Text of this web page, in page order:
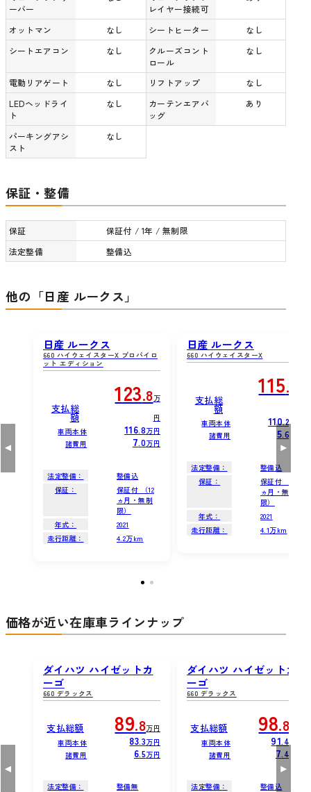
ーバー
レイヤー接続可
オットマン なし シートヒーター
なし
シートエアコン
なし
クルーズコント
ロール
なし
電動リアゲート なし リフトアップ
なし
LEDヘッドライ
ト
なし
カーテンエアバ
ッグ
あり
パーキングアシ
スト
なし
保証・整備
保証
保証付 / 1年 / 無制限
法定整備
整備込
他の「日産 ルークス」
日産 ルークス
660 ハイウェイスターX プロパイロ
ット エディション
支払総
額
123.8万
円
車両本体
116.8万円
諸費用
7.0万円
法定整備：
整備込
保証：
保証付 （12
ヵ月・無制
限）
年式：
2021
走行距離：
4.2万km
日産 ルークス
660 ハイウェイスターX
支払総
額
115.8
車両本体
110.2万円
諸費用
5.6
法定整備：
整備込
保証：
保証付 （12
ヵ月・無制
限）
年式：
2021
走行距離：
4.1万km
価格が近い在庫車ラインナップ
ダイハツ ハイゼットカ
ーゴ
660 デラックス
支払総額 89.8万円
車両本体
83.3万円
諸費用
6.5万円
法定整備：
整備無
ダイハツ ハイゼットカ
ーゴ
660 デラックス
支払総額 98.8
車両本体
91.4
諸費用
7 .4
法定整備：
整備込